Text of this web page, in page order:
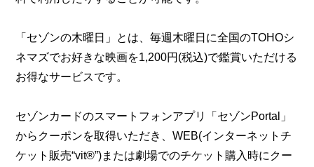
「セゾンの木曜日」とは、毎週木曜日に全国のTOHOシ
ネマズでお好きな映画を1,200円(税込)で鑑賞いただける
お得なサービスです。
セゾンカードのスマートフォンアプリ「セゾンPortal」
からクーポンを取得いただき、WEB(インターネットチ
ケット販売“vit®”)または劇場でのチケット購入時にクー